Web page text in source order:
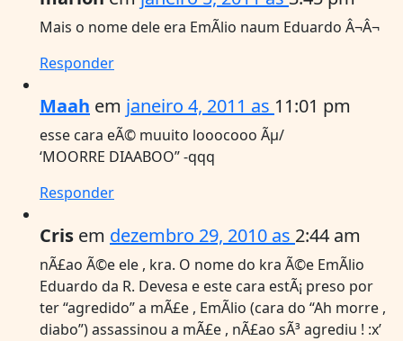
Mais o nome dele era EmÃ­lio naum Eduardo Â¬Â¬
Responder
Maah em janeiro 4, 2011 as 11:01 pm
esse cara eÃ© muuito looocooo Ãµ/
‘MOORRE DIAABOO” -qqq
Responder
Cris em dezembro 29, 2010 as 2:44 am
nÃ£ao Ã©e ele , kra. O nome do kra Ã©e EmÃ­lio
Eduardo da R. Devesa e este cara estÃ¡ preso por
ter “agredido” a mÃ£e , EmÃ­lio (cara do “Ah morre ,
diabo”) assassinou a mÃ£e , nÃ£ao sÃ³ agrediu ! :x’